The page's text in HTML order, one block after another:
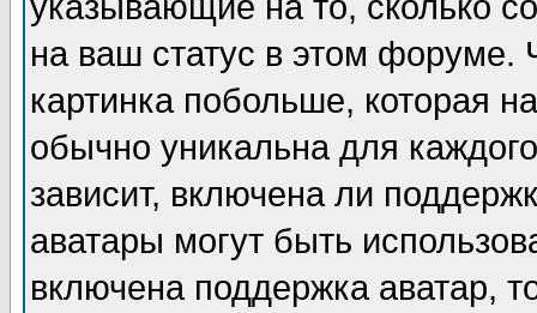
на ваш статус в этом форуме.
картинка побольше, которая
обычно уникальна для
зависит, включена ли
аватары могут быть
включена поддержка аватар,